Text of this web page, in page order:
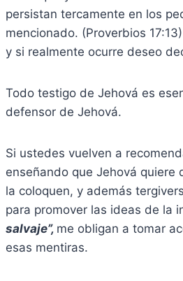
persistan tercamente en los
mencionado. (Proverbios
y si realmente ocurre deseo
Todo testigo de Jehová es
defensor de Jehová.
Si ustedes vuelven a
enseñando que Jehová quiere
la coloquen, y además
para promover las ideas de la
salvaje”, me obligan a tomar
esas mentiras.